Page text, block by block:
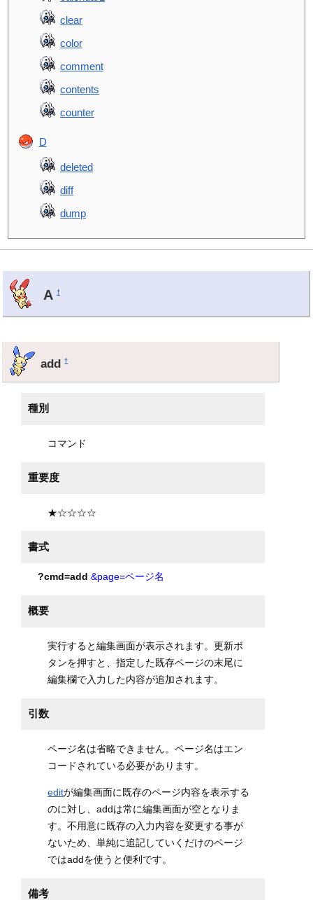
clear
color
comment
contents
counter
D
deleted
diff
dump
A†
add†
種別
コマンド
重要度
★☆☆☆☆
書式
?cmd=add &page=ページ名
概要
実行すると編集画面が表示されます。更新ボ
タンを押すと、指定した既存ページの末尾に
編集欄で入力した内容が追加されます。
引数
ページ名は省略できません。ページ名はエン
コードされている必要があります。
editが編集画面に既存のページ内容を表示する
のに対し、addは常に編集画面が空となりま
す。不用意に既存の入力内容を変更する事が
ないため、単純に追記していくだけのページ
ではaddを使うと便利です。
備考